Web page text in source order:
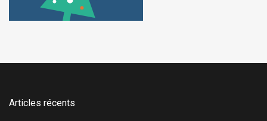
Articles récents